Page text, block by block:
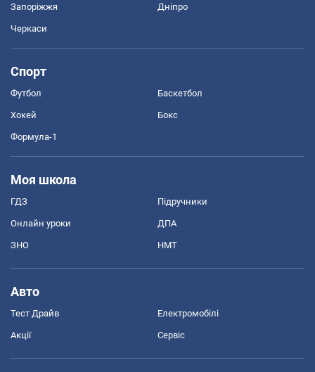
Запоріжжя Дніпро
Черкаси
Спорт
Футбол Баскетбол
Хокей Бокс
Формула-1
Моя школа
ГДЗ Підручники
Онлайн уроки ДПА
ЗНО НМТ
Авто
Тест Драйв Електромобілі
Акції Сервіс